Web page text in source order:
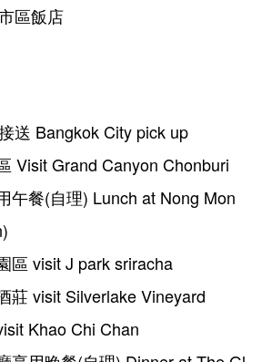
區飯店
送 Bangkok City pick up
Visit Grand Canyon Chonburi
午餐(自理) Lunch at Nong Mon
區 visit J park sriracha
莊 visit Silverlake Vineyard
Khao Chi Chan